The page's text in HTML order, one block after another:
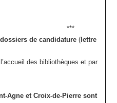
de candidature(lettre
et par
Agne et Croix-de-Pierre sont